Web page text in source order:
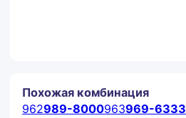
Похожая комбинация
962989-8000963969-6333